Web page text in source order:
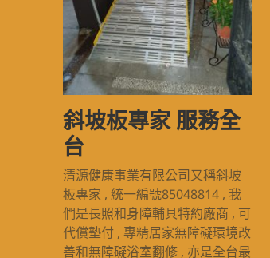
斜坡板專家 服務全
台
清源健康事業有限公司又稱斜坡
板專家 , 統一編號85048814 , 我
們是長照和身障輔具特約廠商 , 可
代償墊付 , 專精居家無障礙環境改
善和無障礙浴室翻修 , 亦是全台最